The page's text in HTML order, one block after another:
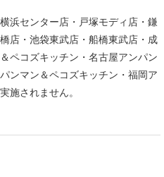
浜センター店・戸塚モディ店・鎌
店・池袋東武店・船橋東武店・成
ペコズキッチン・名古屋アンパン
ンマン＆ペコズキッチン・福岡ア
施されません。